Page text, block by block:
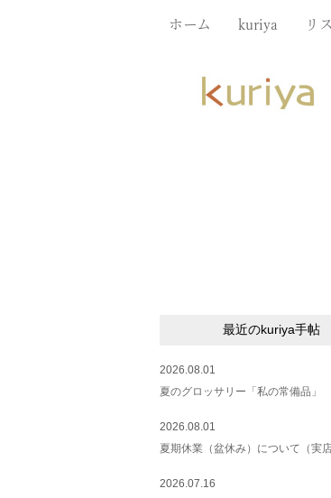
ホーム kuriya リ
最近のkuriya手帖
2026.08.01
夏のグロッサリー「私の常備品」
2026.08.01
夏期休業（盆休み）について（実
2026.07.16